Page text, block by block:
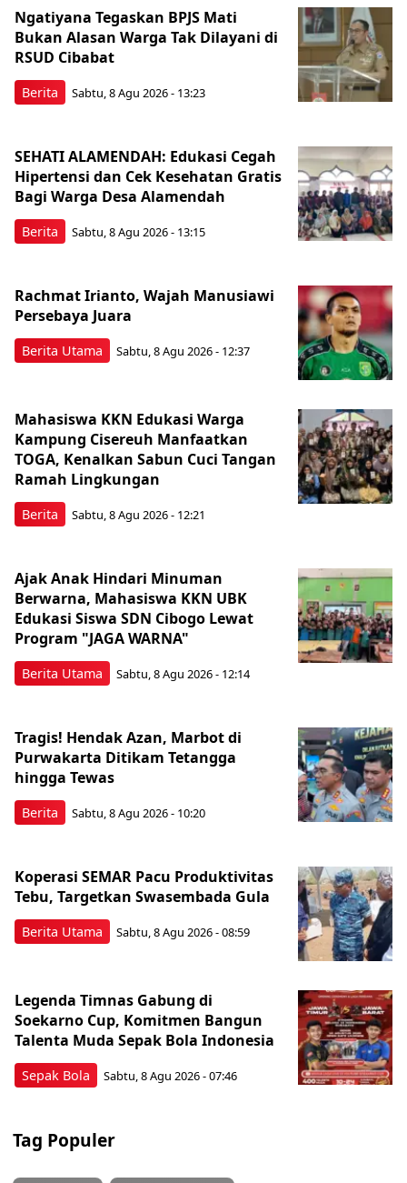
Berita
Ngatiyana Tegaskan BPJS Mati
Bukan Alasan Warga Tak Dilayani di
RSUD Cibabat
Sabtu, 8 Agu 2026 - 13:23
Berita
SEHATI ALAMENDAH: Edukasi Cegah
Hipertensi dan Cek Kesehatan Gratis
Bagi Warga Desa Alamendah
Sabtu, 8 Agu 2026 - 13:15
Berita Utama
Rachmat Irianto, Wajah Manusiawi
Persebaya Juara
Sabtu, 8 Agu 2026 - 12:37
Berita
Mahasiswa KKN Edukasi Warga
Kampung Cisereuh Manfaatkan
TOGA, Kenalkan Sabun Cuci Tangan
Ramah Lingkungan
Sabtu, 8 Agu 2026 - 12:21
Berita Utama
Ajak Anak Hindari Minuman
Berwarna, Mahasiswa KKN UBK
Edukasi Siswa SDN Cibogo Lewat
Program "JAGA WARNA"
Sabtu, 8 Agu 2026 - 12:14
Berita
Tragis! Hendak Azan, Marbot di
Purwakarta Ditikam Tetangga
hingga Tewas
Sabtu, 8 Agu 2026 - 10:20
Berita Utama
Koperasi SEMAR Pacu Produktivitas
Tebu, Targetkan Swasembada Gula
Sabtu, 8 Agu 2026 - 08:59
Sepak Bola
Legenda Timnas Gabung di
Soekarno Cup, Komitmen Bangun
Talenta Muda Sepak Bola Indonesia
Sabtu, 8 Agu 2026 - 07:46
Tag Populer